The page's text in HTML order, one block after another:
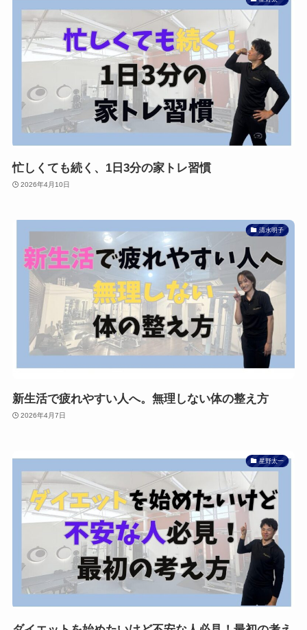
忙しくても続く、1日3分の家トレ習慣
2026年4月10日
清水明子
新生活で疲れやすい人へ。無理しない体の整え方
2026年4月7日
星野太一